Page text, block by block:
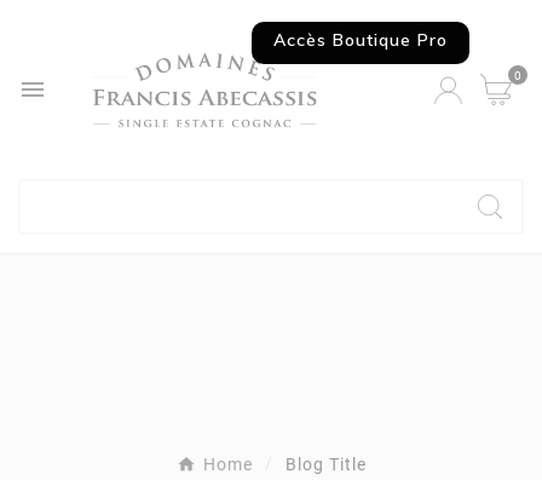
 0
Home Blog Title
Accès Boutique Pro